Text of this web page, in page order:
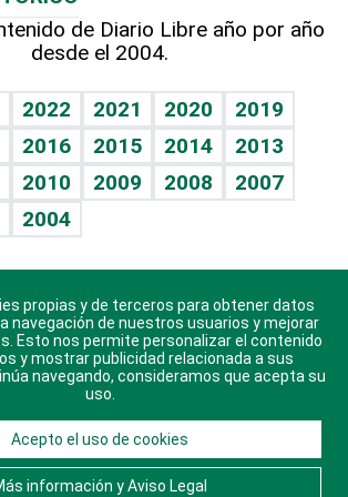
pediatra
de Diario Libre año por año
desde el 2004.
2022 2021 2020
2019
2016 2015 2014
2013
2010 2009 2008
2007
2004
aplicaciones para Android, iOS y
sistema Huawei.
Libre, todos los derechos reservados.
Aviso Legal. Ponte en Contacto
propias y de terceros para obtener datos
navegación de nuestros usuarios y mejorar
Esto nos permite personalizar el contenido
y mostrar publicidad relacionada a sus
navegando, consideramos que acepta su
uso.
Acepto el uso de cookies
información y Aviso Legal